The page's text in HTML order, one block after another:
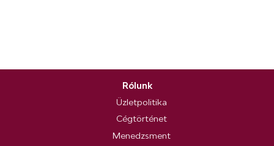
Rólunk
Üzletpolitika
Cégtörténet
Menedzsment